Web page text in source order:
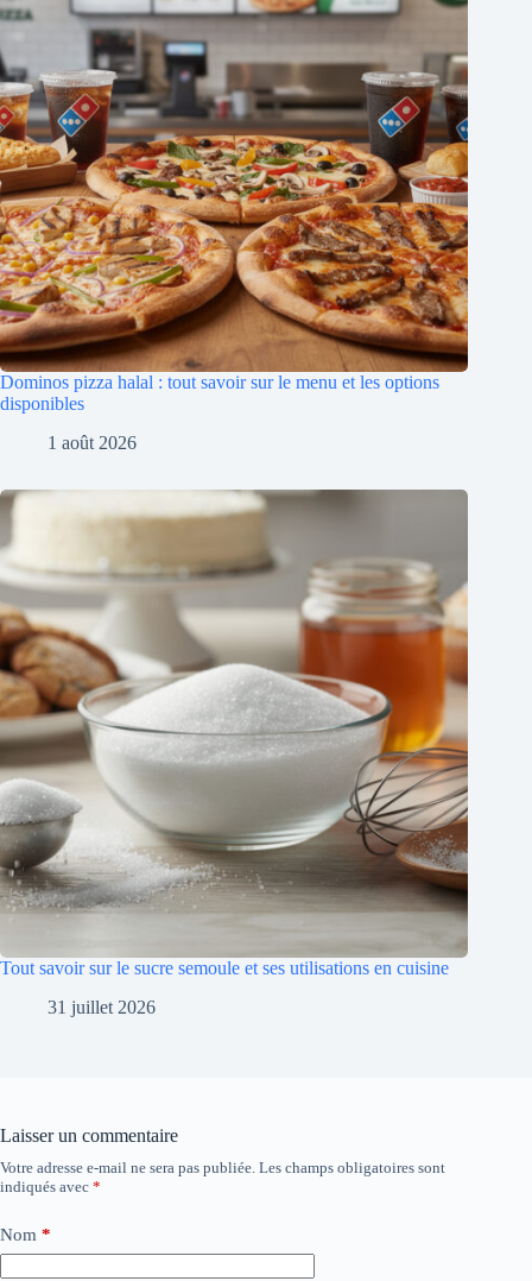
Dominos pizza halal : tout savoir sur le menu et les options
disponibles
1 août 2026
Tout savoir sur le sucre semoule et ses utilisations en cuisine
31 juillet 2026
Laisser un commentaire
Votre adresse e-mail ne sera pas publiée. Les champs obligatoires sont
indiqués avec *
Nom *